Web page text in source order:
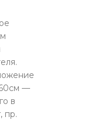
—
в
пр.